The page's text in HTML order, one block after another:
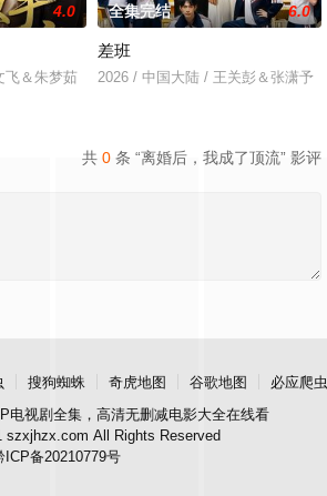
4.0
飞＆朱梦茹
全集完结 6.0
差班
2026 / 中国大陆 / 王关彭＆张潇予
共 0 条 “离婚后，我成了顶流” 影评
搜狗蜘蛛 奇虎地图 谷歌地图
必应爬虫
电视剧全集，高清无删减电影大全在线看
szxjhzx.com All Rights Reserved
ICP备20210779号